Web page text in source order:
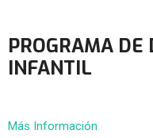
PROGRAMA DE
INFANTIL
Más Información